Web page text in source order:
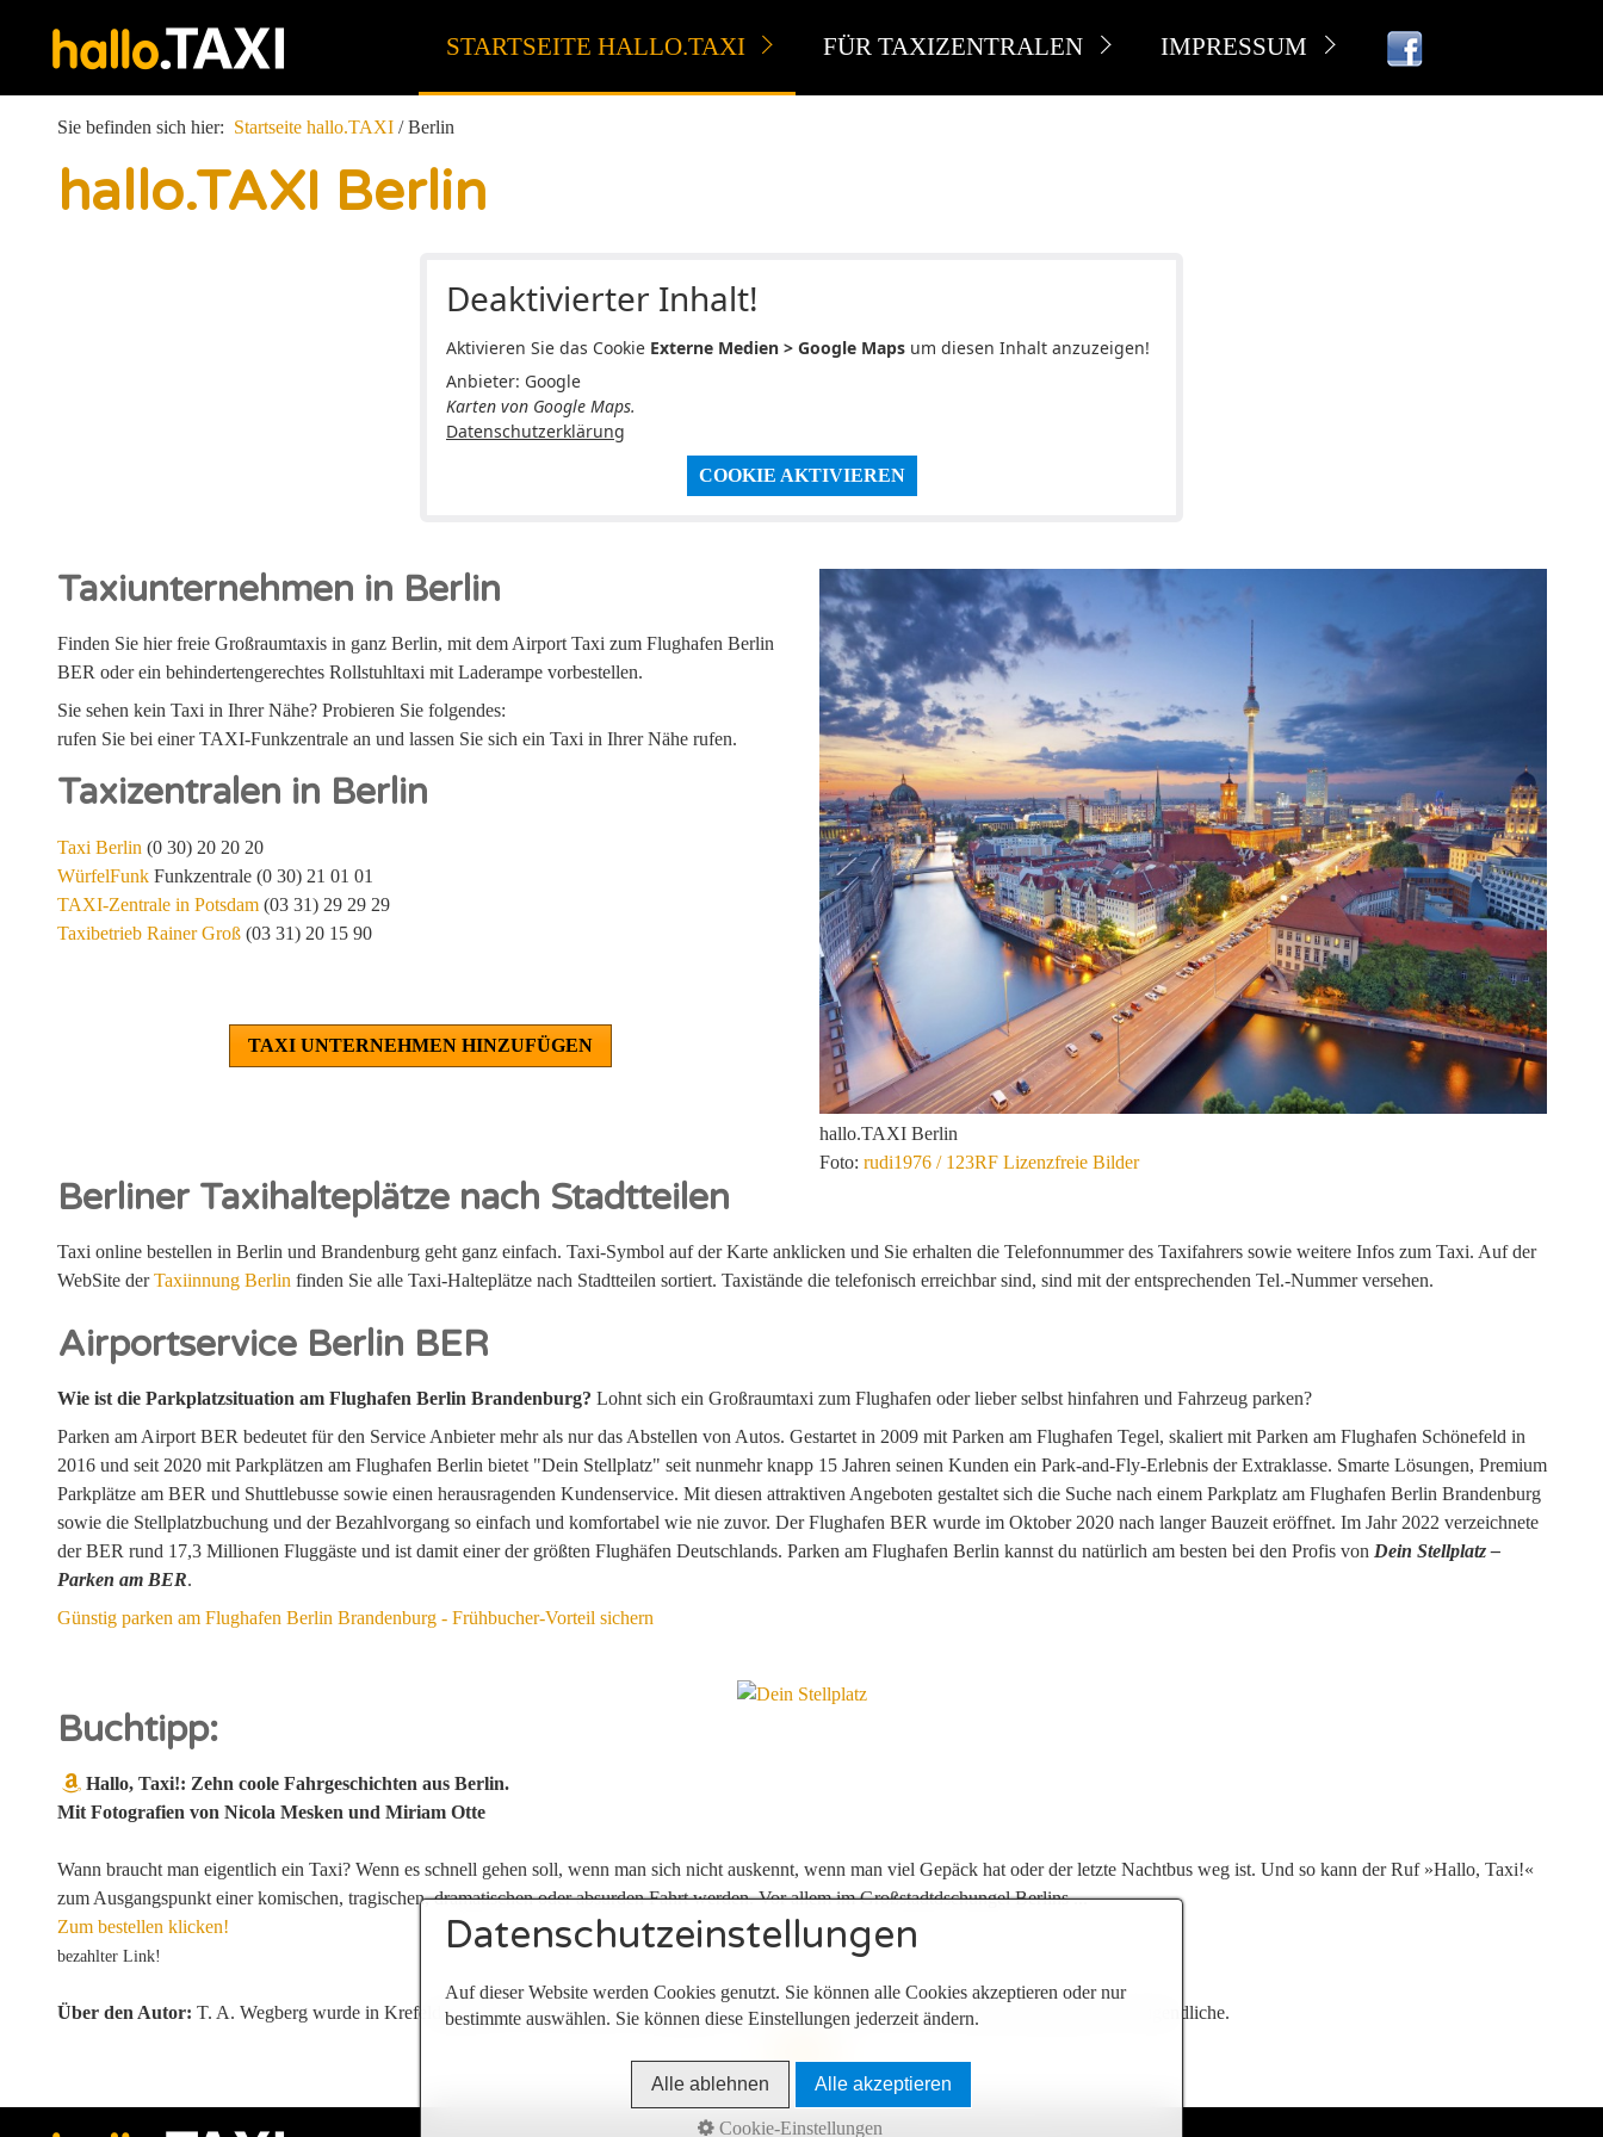
STARTSEITE HALLO.TAXI FÜR TAXIZENTRALEN IMPRESSUM
Sie befinden sich hier: Startseite hallo.TAXI / Berlin
hallo.TAXI Berlin
Deaktivierter Inhalt!
Aktivieren Sie das Cookie Externe Medien > Google Maps um diesen Inhalt anzuzeigen!
Anbieter: Google
Karten von Google Maps.
Datenschutzerklärung
COOKIE AKTIVIEREN
Taxiunternehmen in Berlin
Finden Sie hier freie Großraumtaxis in ganz Berlin, mit dem Airport Taxi zum Flughafen Berlin
BER oder ein behindertengerechtes Rollstuhltaxi mit Laderampe vorbestellen.
Sie sehen kein Taxi in Ihrer Nähe? Probieren Sie folgendes:
rufen Sie bei einer TAXI-Funkzentrale an und lassen Sie sich ein Taxi in Ihrer Nähe rufen.
Taxizentralen in Berlin
Taxi Berlin (0 30) 20 20 20
WürfelFunkFunkzentrale (0 30) 21 01 01
TAXI-Zentrale in Potsdam(03 31) 29 29 29
Taxibetrieb Rainer Groß(03 31) 20 15 90
TAXI UNTERNEHMEN HINZUFÜGEN
hallo.TAXI Berlin
Foto: rudi1976 / 123RF Lizenzfreie Bilder
Berliner Taxihalteplätze nach Stadtteilen
Taxi online bestellen in Berlin und Brandenburg geht ganz einfach. Taxi-Symbol auf der Karte anklicken und Sie erhalten die Telefonnummer des Taxifahrers sowie weitere Infos zum Taxi. Auf der
WebSite derTaxiinnung Berlin finden Sie alle Taxi-Halteplätze nach Stadtteilen sortiert. Taxistände die telefonisch erreichbar sind, sind mit der entsprechenden Tel.-Nummer versehen.
Airportservice Berlin BER
Wie ist die Parkplatzsituation am Flughafen Berlin Brandenburg? Lohnt sich ein Großraumtaxi zum Flughafen oder lieber selbst hinfahren und Fahrzeug parken?
Parken am Airport BER bedeutet für den Service Anbieter mehr als nur das Abstellen von Autos. Gestartet in 2009 mit Parken am Flughafen Tegel, skaliert mit Parken am Flughafen Schönefeld in
2016 und seit 2020 mit Parkplätzen am Flughafen Berlin bietet "Dein Stellplatz" seit nunmehr knapp 15 Jahren seinen Kunden ein Park-and-Fly-Erlebnis der Extraklasse. Smarte Lösungen, Premium
Parkplätze am BER und Shuttlebusse sowie einen herausragenden Kundenservice. Mit diesen attraktiven Angeboten gestaltet sich die Suche nach einem Parkplatz am Flughafen Berlin Brandenburg
sowie die Stellplatzbuchung und der Bezahlvorgang so einfach und komfortabel wie nie zuvor. Der Flughafen BER wurde im Oktober 2020 nach langer Bauzeit eröffnet. Im Jahr 2022 verzeichnete
der BER rund 17,3 Millionen Fluggäste und ist damit einer der größten Flughäfen Deutschlands. Parken am Flughafen Berlin kannst du natürlich am besten bei den Profis von Dein Stellplatz –
Parken am BER.
Günstig parken am Flughafen Berlin Brandenburg - Frühbucher-Vorteil sichern
Buchtipp:
Hallo, Taxi!: Zehn coole Fahrgeschichten aus Berlin.
Mit Fotografien von Nicola Mesken und Miriam Otte
Wann braucht man eigentlich ein Taxi? Wenn es schnell gehen soll, wenn man sich nicht auskennt, wenn man viel Gepäck hat oder der letzte Nachtbus weg ist. Und so kann der Ruf »Hallo, Taxi!«
zum Ausgangspunkt einer komischen, tragischen, dramatischen oder absurden Fahrt werden. Vor allem im Großstadtdschungel Berlins ...
Zum bestellen klicken!
bezahlter Link!
Über den Autor: T. A. Wegberg wurde in Krefeld geboren, lebt in Berlin und engagiert sich ehrenamtlich bei einer E-Mail-Beratungsstelle für Jugendliche.
Nach oben
Datenschutzeinstellungen
Auf dieser Website werden Cookies genutzt. Sie können alle Cookies akzeptieren oder nur
bestimmte auswählen. Sie können diese Einstellungen jederzeit ändern.
Alle ablehnen Alle akzeptieren
Cookie-Einstellungen